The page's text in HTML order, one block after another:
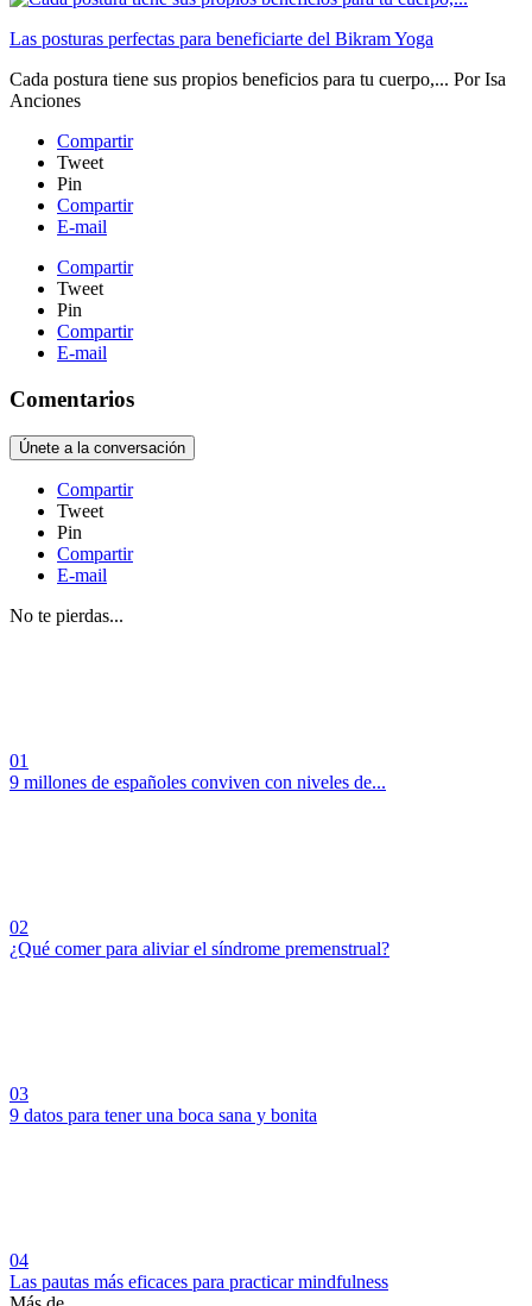
Las posturas perfectas para beneficiarte del Bikram Yoga
Cada postura tiene sus propios beneficios para tu cuerpo,... PorIsa
Anciones
Compartir
Tweet
Pin
Compartir
E-mail
Compartir
Tweet
Pin
Compartir
E-mail
Comentarios
Únete a la conversación
Compartir
Tweet
Pin
Compartir
E-mail
No te pierdas...
01
9 millones de españoles conviven con niveles de...
02
¿Qué comer para aliviar el síndrome premenstrual?
03
9 datos para tener una boca sana y bonita
04
Las pautas más eficaces para practicar mindfulness